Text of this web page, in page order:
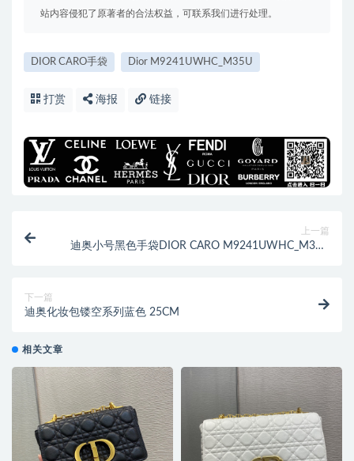
站内容侵犯了原著者的合法权益，可联系我们进行处理。
DIOR CARO手袋 Dior M9241UWHC_M35U
打赏 海报 链接
上一篇
迪奥小号黑色手袋DIOR CARO M9241UWHC_M35U
下一篇
迪奥化妆包镂空系列蓝色 25CM
相关文章